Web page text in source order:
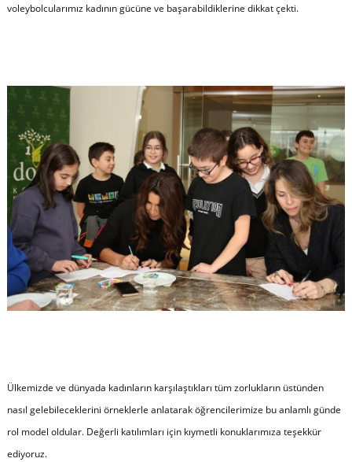
voleybolcularımız kadının gücüne ve başarabildiklerine dikkat çekti.
Ülkemizde ve dünyada kadınların karşılaştıkları tüm zorlukların üstünden
nasıl gelebileceklerini örneklerle anlatarak öğrencilerimize bu anlamlı günde
rol model oldular. Değerli katılımları için kıymetli konuklarımıza teşekkür
ediyoruz.